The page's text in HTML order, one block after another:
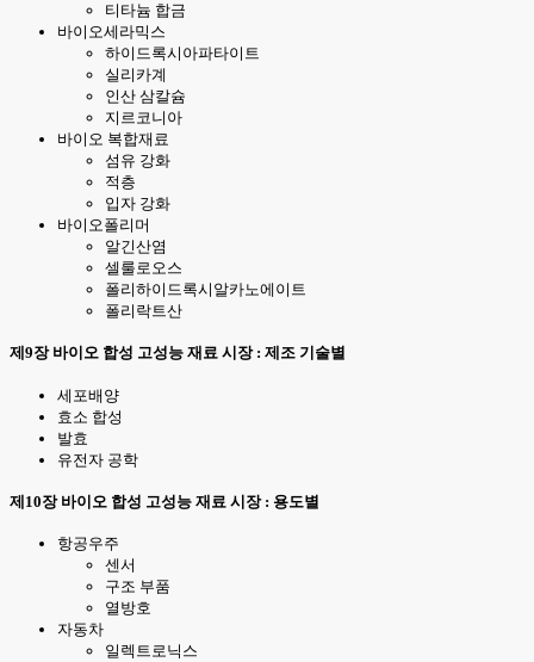
티타늄 합금
바이오세라믹스
하이드록시아파타이트
실리카계
인산 삼칼슘
지르코니아
바이오 복합재료
섬유 강화
적층
입자 강화
바이오폴리머
알긴산염
셀룰로오스
폴리하이드록시알카노에이트
폴리락트산
제9장 바이오 합성 고성능 재료 시장 : 제조 기술별
세포배양
효소 합성
발효
유전자 공학
제10장 바이오 합성 고성능 재료 시장 : 용도별
항공우주
센서
구조 부품
열방호
자동차
일렉트로닉스